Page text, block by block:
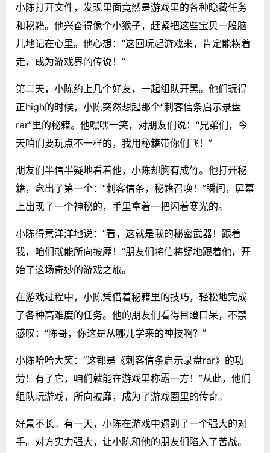
小陈打开文件，发现里面竟然是游戏里的各种隐藏任务
和秘籍。他兴奋得像个小猴子，赶紧把这些宝贝一股脑
儿地记在心里。他心想：“这回玩起游戏来，肯定能横着
走，成为游戏界的传说！”
第二天，小陈约上几个好友，一起组队开黑。他们玩得
正high的时候，小陈突然想起那个“刺客信条启示录盘
rar”里的秘籍。他嘿嘿一笑，对朋友们说：“兄弟们，今
天咱们要玩点不一样的，我用秘籍带你们飞！”
朋友们半信半疑地看着他，小陈却胸有成竹。他打开秘
籍，念出了第一个：“刺客信条，秘籍召唤！”瞬间，屏幕
上出现了一个神秘的，手里拿着一把闪着寒光的。
小陈得意洋洋地说：“看，这就是我的秘密武器！跟着
我，咱们就能所向披靡！”朋友们将信将疑地跟着他，开
始了这场奇妙的游戏之旅。
在游戏过程中，小陈凭借着秘籍里的技巧，轻松地完成
了各种高难度的任务。他的朋友们看得目瞪口呆，不禁
感叹：“陈哥，你这是从哪儿学来的神技啊？”
小陈哈哈大笑：“这都是《刺客信条启示录盘rar》的功
劳！有了它，咱们就能在游戏里称霸一方！”从此，他们
组队玩游戏，所向披靡，成为了游戏圈里的传奇。
好景不长。有一天，小陈在游戏中遇到了一个强大的对
手。对方实力强大，让小陈和他的朋友们陷入了苦战。